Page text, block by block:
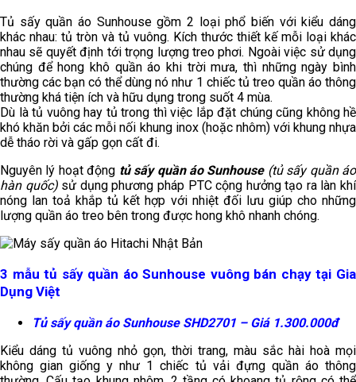
Tủ sấy quần áo Sunhouse gồm 2 loại phổ biến với kiểu dáng
khác nhau: tủ tròn và tủ vuông. Kích thước thiết kế mỗi loại khác
nhau sẽ quyết định tới trọng lượng treo phơi. Ngoài việc sử dụng
chúng để hong khô quần áo khi trời mưa, thì những ngày bình
thường các bạn có thể dùng nó như 1 chiếc tủ treo quần áo thông
thường khá tiện ích và hữu dụng trong suốt 4 mùa.
Dù là tủ vuông hay tủ trong thì việc lắp đặt chúng cũng không hề
khó khăn bởi các mỗi nối khung inox (hoặc nhôm) với khung nhựa
dễ tháo rời và gấp gọn cất đi.
Nguyên lý hoạt động tủ sấy quần áo Sunhouse (tủ sấy quần áo
hàn quốc)sử dụng phương pháp PTC cộng hưởng tạo ra làn khí
nóng lan toả khắp tủ kết hợp với nhiệt đối lưu giúp cho những
lượng quần áo treo bên trong được hong khô nhanh chóng.
3 mẫu tủ sấy quần áo Sunhouse vuông bán chạy tại Gia
Dụng Việt
Tủ sấy quần áo Sunhouse SHD2701 – Giá 1.300.000đ
Kiểu dáng tủ vuông nhỏ gọn, thời trang, màu sắc hài hoà mọi
không gian giống y như 1 chiếc tủ vải đựng quần áo thông